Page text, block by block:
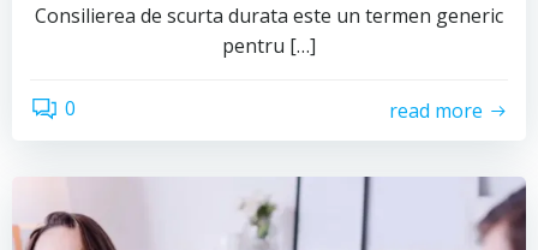
Consilierea de scurta durata este un termen generic
pentru […]
0 read more